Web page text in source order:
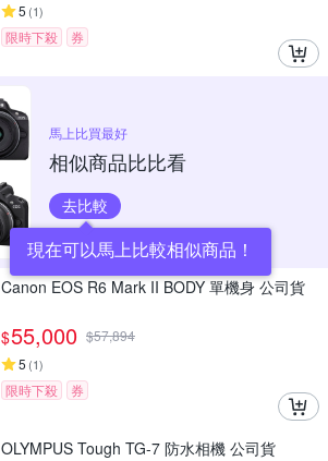
5 (1)
限時下殺 券
馬上比買最好
相似商品比比看
去比較
現在可以馬上比較相似商品！
Canon EOS R6 Mark II BODY 單機身 公司貨
$55,000 $57,894
5 (1)
限時下殺 券
OLYMPUS Tough TG-7 防水相機 公司貨